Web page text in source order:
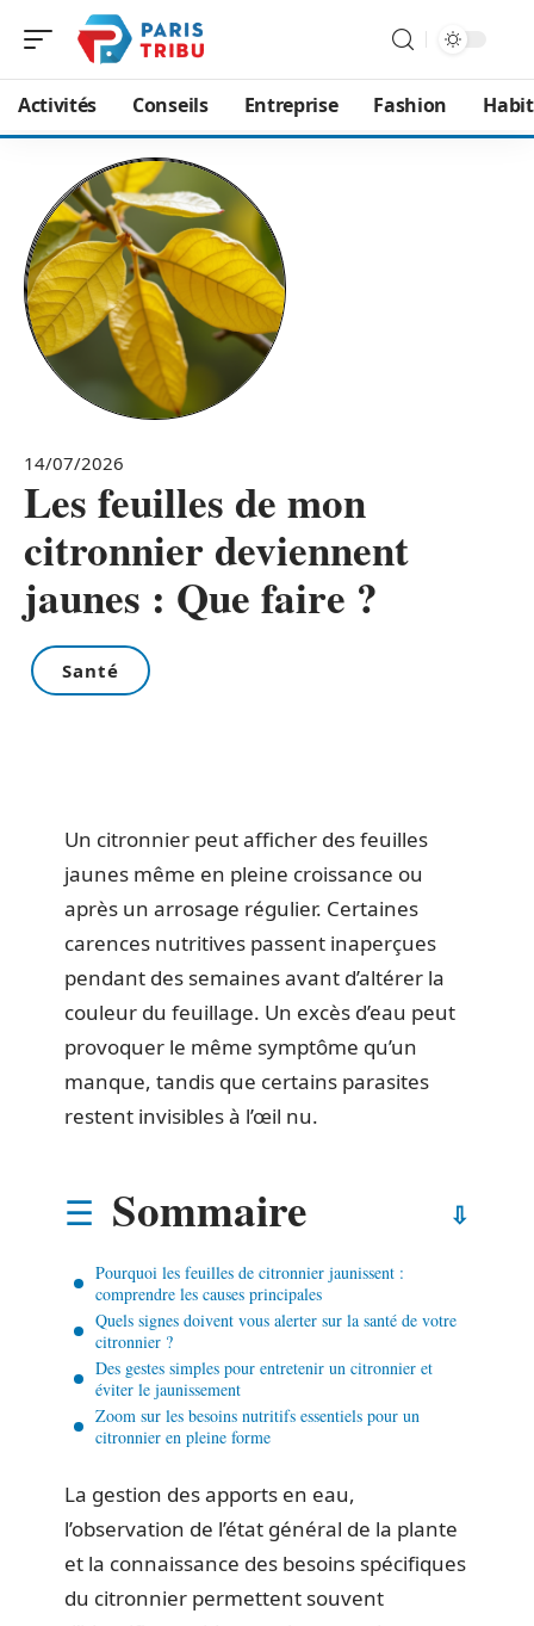
Activités Conseils Entreprise Fashion
14/07/2026
Les feuilles de mon
citronnier deviennent
jaunes : Que faire ?
Santé
Un citronnier peut afficher des feuilles
jaunes même en pleine croissance ou
après un arrosage régulier. Certaines
carences nutritives passent inaperçues
pendant des semaines avant d’altérer la
couleur du feuillage. Un excès d’eau peut
provoquer le même symptôme qu’un
manque, tandis que certains parasites
restent invisibles à l’œil nu.
Sommaire
Pourquoi les feuilles de citronnier jaunissent :
comprendre les causes principales
Quels signes doivent vous alerter sur la santé de votre
citronnier ?
Des gestes simples pour entretenir un citronnier et
éviter le jaunissement
Zoom sur les besoins nutritifs essentiels pour un
citronnier en pleine forme
La gestion des apports en eau,
l’observation de l’état général de la plante
et la connaissance des besoins spécifiques
du citronnier permettent souvent